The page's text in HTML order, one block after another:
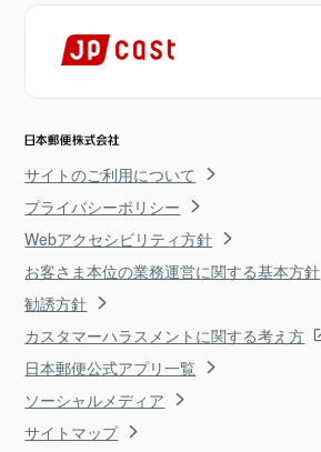
サイトのご利用について
プライバシーポリシー
Webアクセシビリティ方針
お客さま本位の業務運営に関する基本方針
勧誘方針
カスタマーハラスメントに関する考え方
日本郵便公式アプリ一覧
ソーシャルメディア
サイトマップ